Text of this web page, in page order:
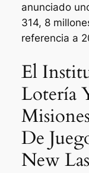
anunciado
314, 8
referencia a
El
Lotería
De
New